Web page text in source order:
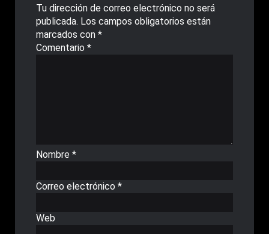
Tu dirección de correo electrónico no será
publicada. Los campos obligatorios están
marcados con *
Comentario *
Nombre *
Correo electrónico *
Web